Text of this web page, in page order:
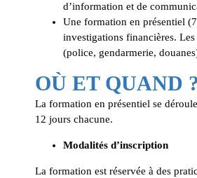
d’information et de
Une formation en présentiel
investigations financières.
(police, gendarmerie,
OÙ ET QUAND
La formation en présentiel se
12 jours chacune.
Modalités d’inscription
La formation est réservée à des